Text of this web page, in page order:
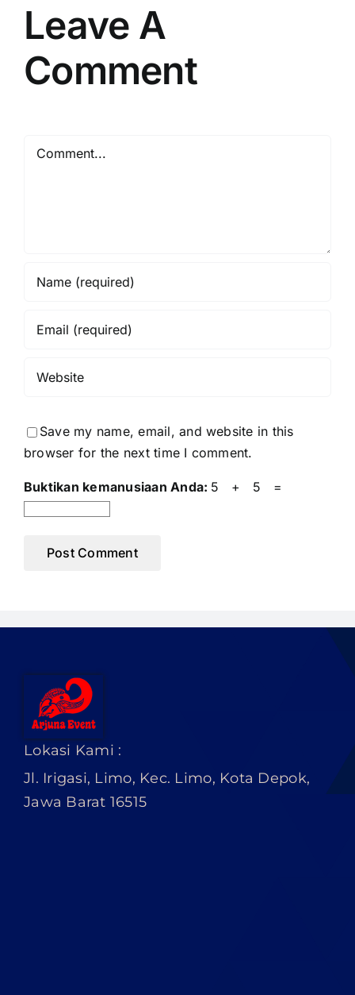
Leave A
Comment
Save my name, email, and website in this
browser for the next time I comment.
Buktikan kemanusiaan Anda: 5 + 5 =
Lokasi Kami :
Jl. Irigasi, Limo, Kec. Limo, Kota Depok,
Jawa Barat 16515